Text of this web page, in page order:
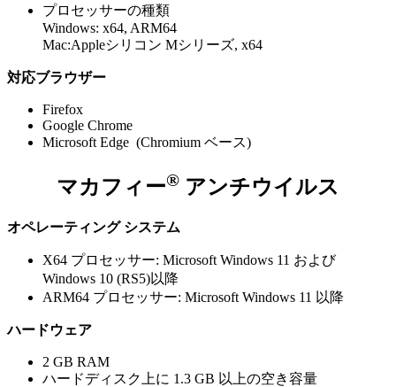
プロセッサーの種類​
Windows: x64, ARM64
Mac:Appleシリコン Mシリーズ, x64​
対応ブラウザー
Firefox
Google Chrome
Microsoft Edge (Chromium ベース)
マカフィー® アンチウイルス
オペレーティング システム
X64 プロセッサー: Microsoft Windows 11 および
Windows 10 (RS5)以降
ARM64 プロセッサー: Microsoft Windows 11 以降
ハードウェア
2 GB RAM
ハードディスク上に 1.3 GB 以上の空き容量